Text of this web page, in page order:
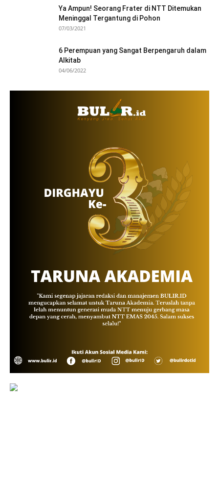
Ya Ampun! Seorang Frater di NTT Ditemukan
Meninggal Tergantung di Pohon
07/03/2021
6 Perempuan yang Sangat Berpengaruh dalam
Alkitab
04/06/2022